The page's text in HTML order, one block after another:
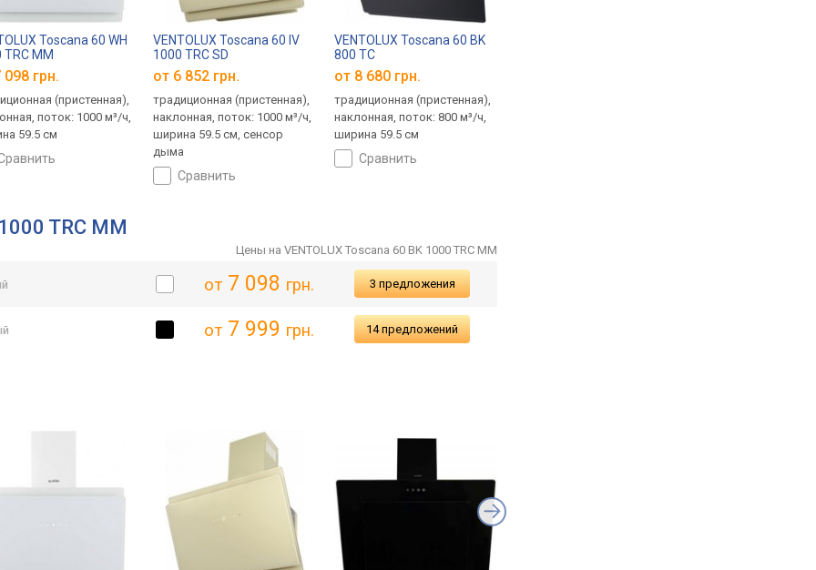
Toscana 60 WH
TRC MM
098 грн.
(пристенная),
поток: 1000 м³/ч,
59.5 см
сравнить
VENTOLUX Toscana 60 IV
1000 TRC SD
от 6 852 грн.
традиционная (пристенная),
наклонная, поток: 1000 м³/ч,
ширина 59.5 см, сенсор
дыма
сравнить
VENTOLUX Toscana 60 BK
800 TC
от 8 680 грн.
традиционная (пристенная),
наклонная, поток: 800 м³/ч,
ширина 59.5 см
сравнить
TRC MM
Цены на VENTOLUX Toscana 60 BK 1000 TRC MM
от7 098 грн. 3 предложения
от7 999 грн. 14 предложений